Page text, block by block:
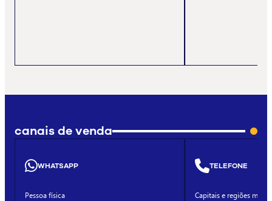
canais de venda
WHATSAPP
Pessoa física
TELEFONE
Capitais e regiões